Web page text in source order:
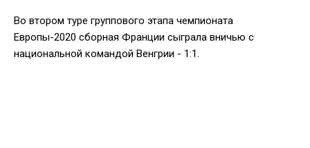
Во втором туре группового этапа чемпионата
Европы-2020 сборная Франции сыграла вничью с
национальной командой Венгрии - 1:1.